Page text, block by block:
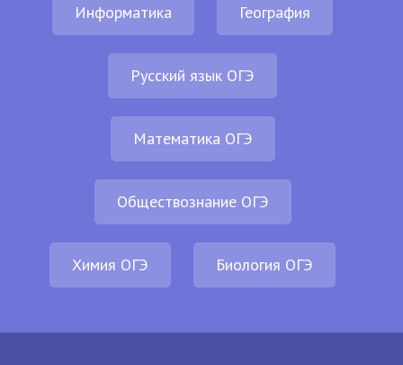
Информатика География
Русский язык ОГЭ
Математика ОГЭ
Обществознание ОГЭ
Химия ОГЭ Биология ОГЭ